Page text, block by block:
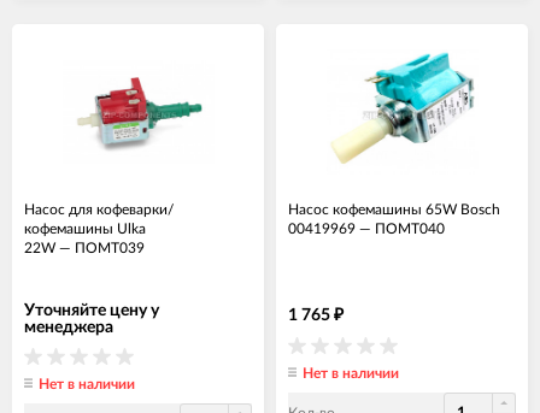
Насос для кофеварки/
кофемашины Ulka
22W — ПОМТ039
Уточняйте цену у
менеджера
Нет в наличии
Насос кофемашины 65W Bosch
00419969 — ПОМТ040
1 765 ₽
Нет в наличии